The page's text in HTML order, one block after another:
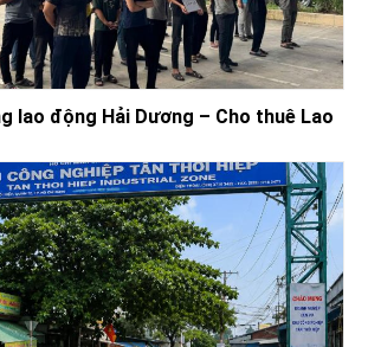
lao động Hải Dương – Cho thuê Lao